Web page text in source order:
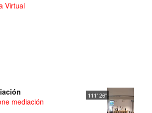
Virtual
mediación
111' 26''